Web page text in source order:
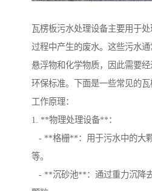
瓦楞板污水处理设备主要用于
过程中产生的废水。这些污水通
悬浮物和化学物质，因此需要
环保标准。下面是一些常见的
工作原理：
1. **物理处理设备**：
- **格栅**：用于污水中的大
等。
- **沉砂池**：通过重力沉降